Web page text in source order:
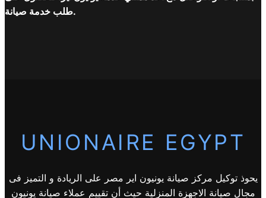
طلب خدمة صيانة.
UNIONAIRE EGYPT
يحوذ توكيل مركز صيانة يونيون اير مصر على الريادة و التميز فى
مجال صيانة الاجهزة المنزلية حيث أن تقييم عملاء صيانة يونيون